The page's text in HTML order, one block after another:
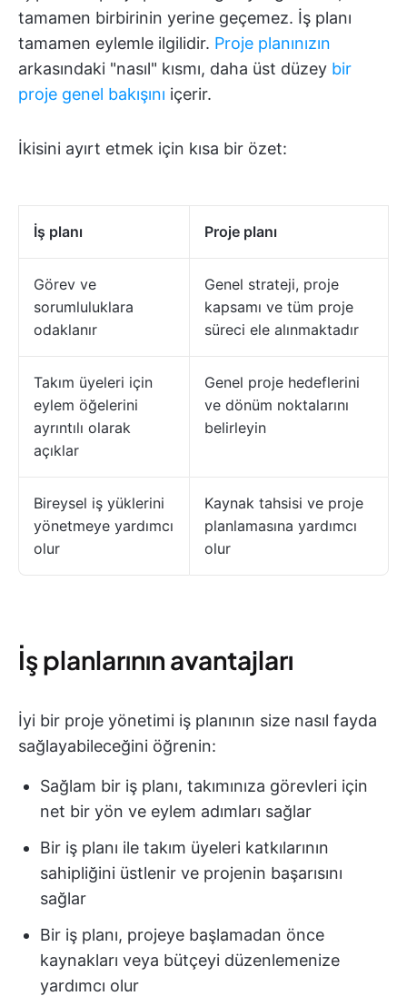
tamamen birbirinin yerine geçemez. İş planı
tamamen eylemle ilgilidir. Proje planınızın
arkasındaki "nasıl" kısmı, daha üst düzey bir
proje genel bakışını içerir.
İkisini ayırt etmek için kısa bir özet:
İş planı Proje planı
Görev ve
sorumluluklara
odaklanır
Genel strateji, proje
kapsamı ve tüm proje
süreci ele alınmaktadır
Takım üyeleri için
eylem öğelerini
ayrıntılı olarak
açıklar
Genel proje hedeflerini
ve dönüm noktalarını
belirleyin
Bireysel iş yüklerini
yönetmeye yardımcı
olur
Kaynak tahsisi ve proje
planlamasına yardımcı
olur
İş planlarının avantajları
İyi bir proje yönetimi iş planının size nasıl fayda
sağlayabileceğini öğrenin:
Sağlam bir iş planı, takımınıza görevleri için
net bir yön ve eylem adımları sağlar
Bir iş planı ile takım üyeleri katkılarının
sahipliğini üstlenir ve projenin başarısını
sağlar
Bir iş planı, projeye başlamadan önce
kaynakları veya bütçeyi düzenlemenize
yardımcı olur